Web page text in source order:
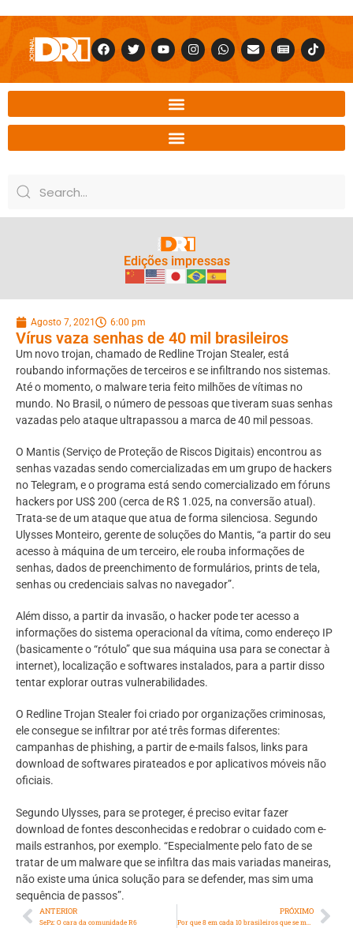
Edições impressas
Agosto 7, 2021 6:00 pm
Vírus vaza senhas de 40 mil brasileiros
Um novo trojan, chamado de Redline Trojan Stealer, está
roubando informações de terceiros e se infiltrando nos sistemas.
Até o momento, o malware teria feito milhões de vítimas no
mundo. No Brasil, o número de pessoas que tiveram suas senhas
vazadas pelo ataque ultrapassou a marca de 40 mil pessoas.
O Mantis (Serviço de Proteção de Riscos Digitais) encontrou as
senhas vazadas sendo comercializadas em um grupo de hackers
no Telegram, e o programa está sendo comercializado em fóruns
hackers por US$ 200 (cerca de R$ 1.025, na conversão atual).
Trata-se de um ataque que atua de forma silenciosa. Segundo
Ulysses Monteiro, gerente de soluções do Mantis, “a partir do seu
acesso à máquina de um terceiro, ele rouba informações de
senhas, dados de preenchimento de formulários, prints de tela,
senhas ou credenciais salvas no navegador”.
Além disso, a partir da invasão, o hacker pode ter acesso a
informações do sistema operacional da vítima, como endereço IP
(basicamente o “rótulo” que sua máquina usa para se conectar à
internet), localização e softwares instalados, para a partir disso
tentar explorar outras vulnerabilidades.
O Redline Trojan Stealer foi criado por organizações criminosas,
ele consegue se infiltrar por até três formas diferentes:
campanhas de phishing, a partir de e-mails falsos, links para
download de softwares pirateados e por aplicativos móveis não
oficiais.
Segundo Ulysses, para se proteger, é preciso evitar fazer
download de fontes desconhecidas e redobrar o cuidado com e-
mails estranhos, por exemplo. “Especialmente pelo fato de se
tratar de um malware que se infiltra das mais variadas maneiras,
não existe uma única solução para se defender, mas sim uma
sequência de passos”.
ANTERIOR
SePz: O cara da comunidade R6
PRÓXIMO
Por que 8 em cada 10 brasileiros que se mudam para os EUA escolhem a Florida?